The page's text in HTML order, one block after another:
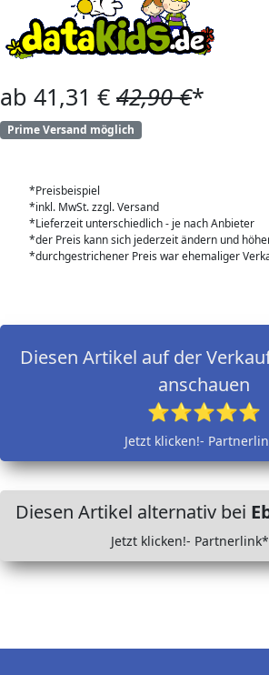
ab 41,31 € 42,90 €*
Prime Versand möglich
*Preisbeispiel
*inkl. MwSt. zzgl. Versand
*Lieferzeit unterschiedlich - je nach Anbieter
*der Preis kann sich jederzeit ändern und
*durchgestrichener Preis war ehemaliger
Diesen Artikel auf der
anschauen
⭐⭐⭐⭐⭐
Jetzt klicken!-
Diesen Artikel alternativ bei
Jetzt klicken!- Partnerlink*